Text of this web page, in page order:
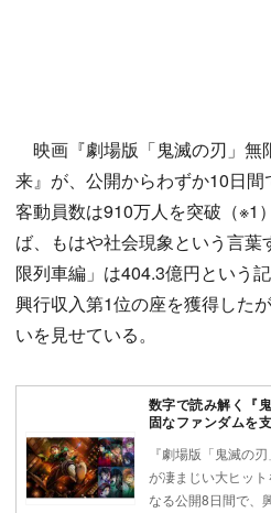
映画『劇場版「鬼滅の刃」無
来』が、公開からわずか10日
客動員数は910万人を突破（※1
ば、もはや社会現象という言
限列車編」は404.3億円という
興行収入第1位の座を獲得した
いを見せている。
数字で読み解く『
固なファンダムを
『劇場版「鬼滅の
が凄まじい大ヒッ
なる公開8日間で、